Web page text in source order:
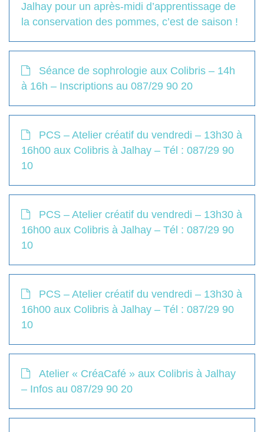
Jalhay pour un après-midi d’apprentissage de
la conservation des pommes, c’est de saison !
Séance de sophrologie aux Colibris – 14h
à 16h – Inscriptions au 087/29 90 20
PCS – Atelier créatif du vendredi – 13h30 à
16h00 aux Colibris à Jalhay – Tél : 087/29 90
10
PCS – Atelier créatif du vendredi – 13h30 à
16h00 aux Colibris à Jalhay – Tél : 087/29 90
10
PCS – Atelier créatif du vendredi – 13h30 à
16h00 aux Colibris à Jalhay – Tél : 087/29 90
10
Atelier « CréaCafé » aux Colibris à Jalhay
– Infos au 087/29 90 20